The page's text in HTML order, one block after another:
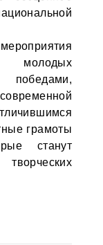
молодых
победами,
грамоты
станут